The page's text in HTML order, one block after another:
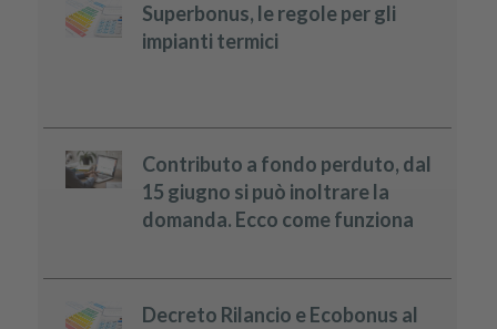
Superbonus, le regole per gli
impianti termici
Contributo a fondo perduto, dal
15 giugno si può inoltrare la
domanda. Ecco come funziona
Decreto Rilancio e Ecobonus al